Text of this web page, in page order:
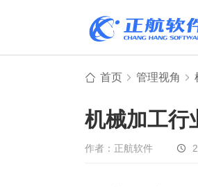
设备制造
非标自动化
首页 管理视角
机械加工行
作者：正航软件